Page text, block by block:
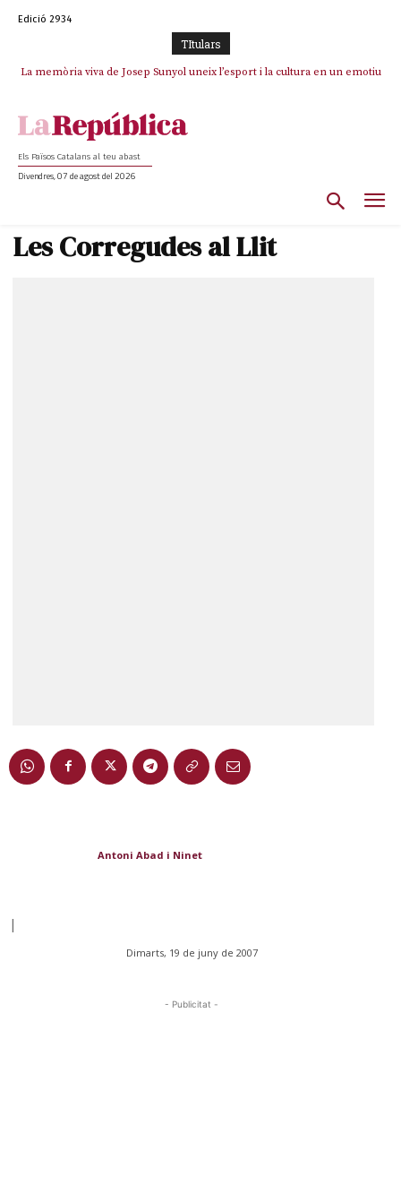
Edició 2934
TItulars
La memòria viva de Josep Sunyol uneix l’esport i la cultura en un emotiu
La “dignitat” a mitges de Marc Puigtió: renuncia a Girona pels àudios però
Els Països Catalans al teu abast
Divendres, 07 de agost del 2026
Les Corregudes al Llit
Antoni Abad i Ninet
|
Dimarts, 19 de juny de 2007
- Publicitat -